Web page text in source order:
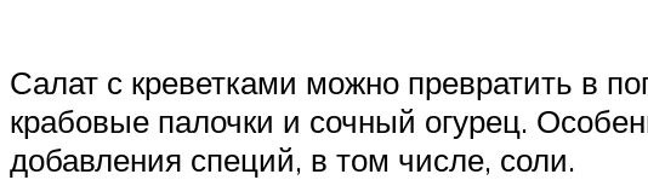
Салат с креветками можно превратить в
крабовые палочки и сочный огурец.
добавления специй, в том числе, соли.